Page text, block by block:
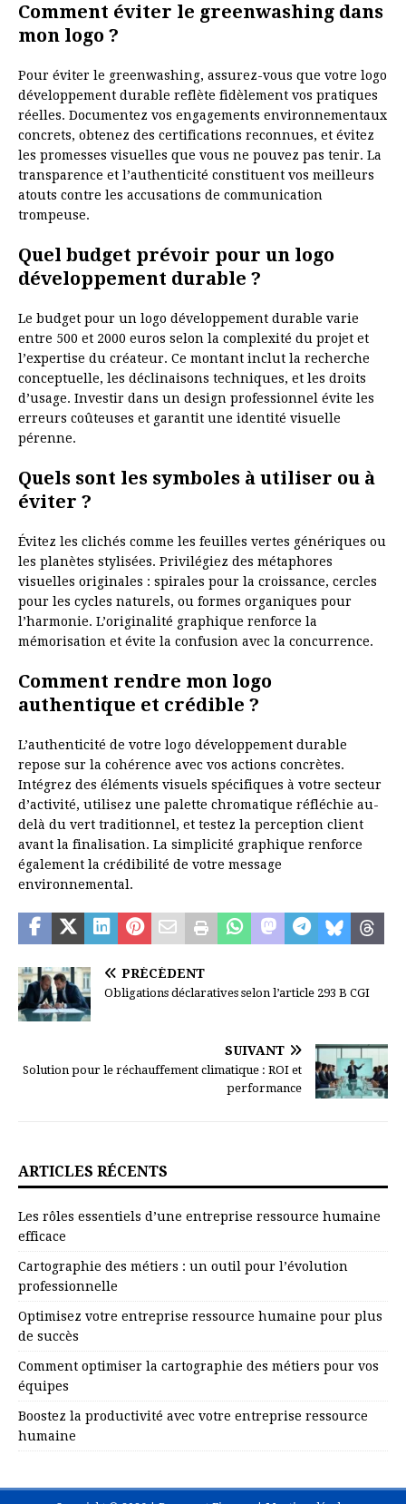
Comment éviter le greenwashing dans
mon logo ?
Pour éviter le greenwashing, assurez-vous que votre logo
développement durable reflète fidèlement vos pratiques
réelles. Documentez vos engagements environnementaux
concrets, obtenez des certifications reconnues, et évitez
les promesses visuelles que vous ne pouvez pas tenir. La
transparence et l’authenticité constituent vos meilleurs
atouts contre les accusations de communication
trompeuse.
Quel budget prévoir pour un logo
développement durable ?
Le budget pour un logo développement durable varie
entre 500 et 2000 euros selon la complexité du projet et
l’expertise du créateur. Ce montant inclut la recherche
conceptuelle, les déclinaisons techniques, et les droits
d’usage. Investir dans un design professionnel évite les
erreurs coûteuses et garantit une identité visuelle
pérenne.
Quels sont les symboles à utiliser ou à
éviter ?
Évitez les clichés comme les feuilles vertes génériques ou
les planètes stylisées. Privilégiez des métaphores
visuelles originales : spirales pour la croissance, cercles
pour les cycles naturels, ou formes organiques pour
l’harmonie. L’originalité graphique renforce la
mémorisation et évite la confusion avec la concurrence.
Comment rendre mon logo
authentique et crédible ?
L’authenticité de votre logo développement durable
repose sur la cohérence avec vos actions concrètes.
Intégrez des éléments visuels spécifiques à votre secteur
d’activité, utilisez une palette chromatique réfléchie au-
delà du vert traditionnel, et testez la perception client
avant la finalisation. La simplicité graphique renforce
également la crédibilité de votre message
environnemental.
PRÉCÉDENT
Obligations déclaratives selon l’article 293 B CGI
SUIVANT
Solution pour le réchauffement climatique : ROI et
performance
ARTICLES RÉCENTS
Les rôles essentiels d’une entreprise ressource humaine
efficace
Cartographie des métiers : un outil pour l’évolution
professionnelle
Optimisez votre entreprise ressource humaine pour plus
de succès
Comment optimiser la cartographie des métiers pour vos
équipes
Boostez la productivité avec votre entreprise ressource
humaine